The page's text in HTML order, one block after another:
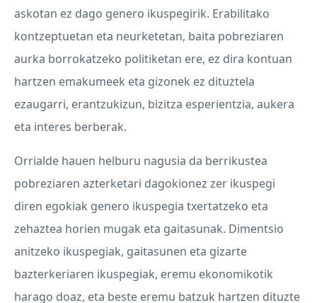
askotan ez dago genero ikuspegirik. Erabilitako
kontzeptuetan eta neurketetan, baita pobreziaren
aurka borrokatzeko politiketan ere, ez dira kontuan
hartzen emakumeek eta gizonek ez dituztela
ezaugarri, erantzukizun, bizitza esperientzia, aukera
eta interes berberak.
Orrialde hauen helburu nagusia da berrikustea
pobreziaren azterketari dagokionez zer ikuspegi
diren egokiak genero ikuspegia txertatzeko eta
zehaztea horien mugak eta gaitasunak. Dimentsio
anitzeko ikuspegiak, gaitasunen eta gizarte
bazterkeriaren ikuspegiak, eremu ekonomikotik
harago doaz, eta beste eremu batzuk hartzen dituzte